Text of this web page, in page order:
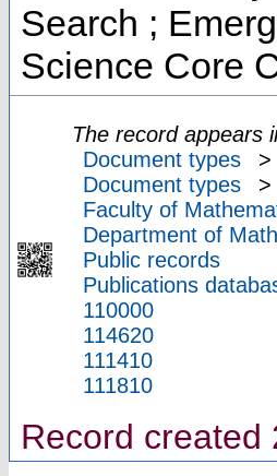
Search ;
Science Core
The record appears
Document types
>
Document types
>
Faculty of
Department of
Public records
Publications
110000
114620
111410
111810
Record created